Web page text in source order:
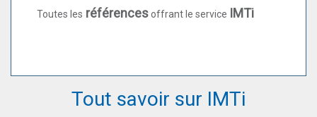
Toutes les référencesoffrant le service IMTi
Tout savoir sur IMTi